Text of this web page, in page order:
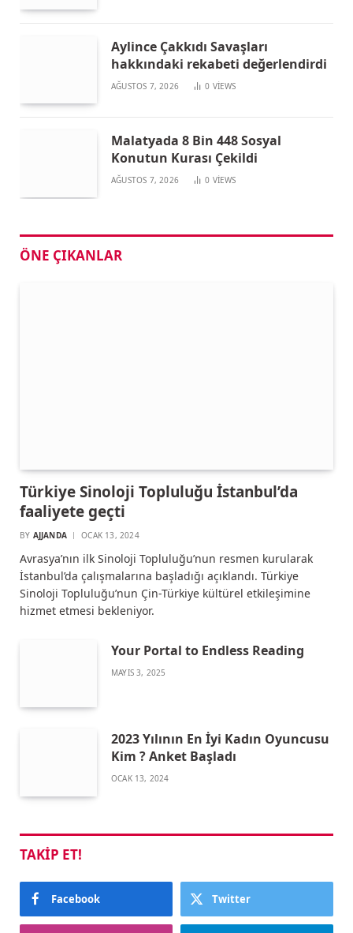
Aylince Çakkıdı Savaşları
hakkındaki rekabeti değerlendirdi
AĞUSTOS 7, 2026 0 VIEWS
Malatyada 8 Bin 448 Sosyal
Konutun Kurası Çekildi
AĞUSTOS 7, 2026 0 VIEWS
ÖNE ÇIKANLAR
Türkiye Sinoloji Topluluğu İstanbul’da
faaliyete geçti
BY AJJANDA OCAK 13, 2024
Avrasya’nın ilk Sinoloji Topluluğu’nun resmen kurularak
İstanbul’da çalışmalarına başladığı açıklandı. Türkiye
Sinoloji Topluluğu’nun Çin-Türkiye kültürel etkileşimine
hizmet etmesi bekleniyor.
Your Portal to Endless Reading
MAYIS 3, 2025
2023 Yılının En İyi Kadın Oyuncusu
Kim ? Anket Başladı
OCAK 13, 2024
TAKIP ET!
Facebook Twitter